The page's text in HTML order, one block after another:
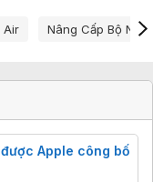
Air Nâng Cấp Bộ
Apple công bố